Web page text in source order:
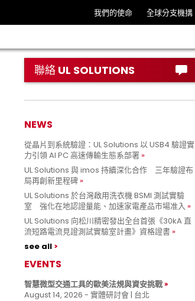
我們的使命 全球分支機搆
聯絡 UL SOLUTIONS
NEWS
從晶片到系統驗證：UL Solutions 以 USB4 驗證實
力引領 AI PC 高速傳輸生態系部署
UL Solutions 與 imos 持續深化合作 三年驗證布
局再創新里程碑
UL Solutions 於台灣啟用洗衣機 BSMI 測試實驗
室 強化在地認證量能、加速家電產品市場准入
UL Solutions 向松川精密發出全台首張《30kA 直
流短路電流見證測試實驗室計畫》資格證書
see all
EVENTS
智慧微型交通工具的歐美法規與資安挑戰
August 14, 2026 - 實體研討會 | 台北